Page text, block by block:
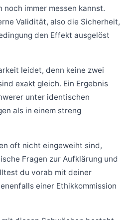
immer messen kannst.
Validität, also die Sicherheit,
den Effekt ausgelöst
leidet, denn keine zwei
exakt gleich. Ein Ergebnis
unter identischen
als in einem streng
oft nicht eingeweiht sind,
Fragen zur Aufklärung und
du vorab mit deiner
einer Ethikkommission